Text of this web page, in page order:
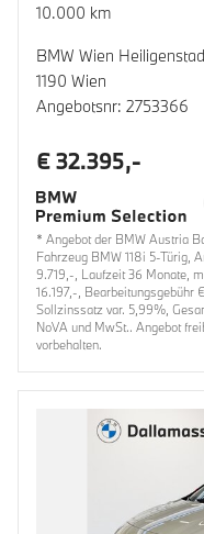
10.000 km
BMW Wien
1190 Wien
Angebotsnr: 2753366
€ 32.395,-
* Angebot der BMW Austria
Fahrzeug BMW 118i 5-Türig,
9.719,-, Laufzeit 36 Monate,
16.197,-,
Sollzinssatz var. 5,99%,
NoVA und MwSt.. Angebot
vorbehalten.